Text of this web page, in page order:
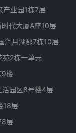
产业园1栋7层
代大厦A座10层
润月湖郡7栋10层
苑2栋一单元
9楼
活园区8号楼4层
18层
8层